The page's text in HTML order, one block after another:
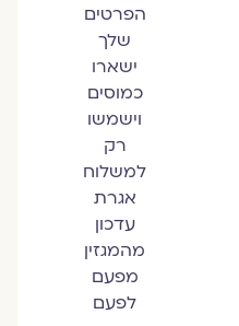
הפרטים
שלך
ישארו
כמוסים
וישמשו
רק
למשלוח
אגרת
עדכון
מהמגזין
מפעם
לפעם